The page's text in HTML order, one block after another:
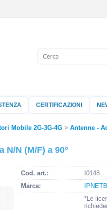
CERTIFICAZIONI
Mobile 2G-3G-4G Antenne -
N (M/F) a 90°
Cod. art.:
I0148
Marca:
*Le